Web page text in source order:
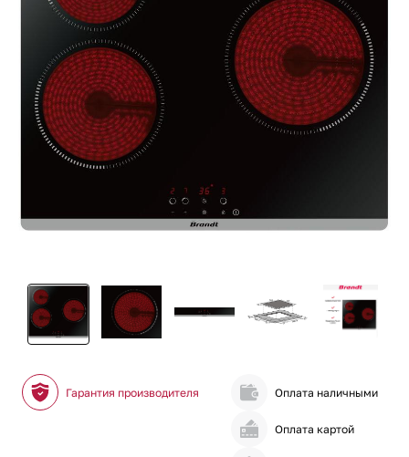
Гарантия производителя Оплата наличными
Оплата картой